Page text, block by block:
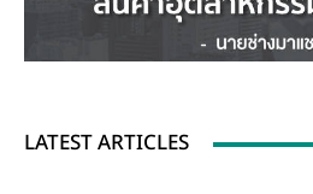
LATEST ARTICLES